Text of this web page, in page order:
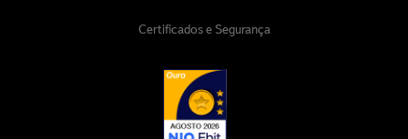
Certificados e Segurança